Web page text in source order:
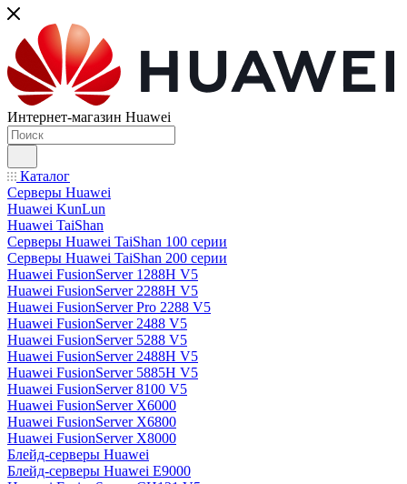
Интернет-магазин Huawei
Каталог
Серверы Huawei
Huawei KunLun
Huawei TaiShan
Серверы Huawei TaiShan 100 серии
Серверы Huawei TaiShan 200 серии
Huawei FusionServer 1288H V5
Huawei FusionServer 2288H V5
Huawei FusionServer Pro 2288 V5
Huawei FusionServer 2488 V5
Huawei FusionServer 5288 V5
Huawei FusionServer 2488H V5
Huawei FusionServer 5885H V5
Huawei FusionServer 8100 V5
Huawei FusionServer X6000
Huawei FusionServer X6800
Huawei FusionServer X8000
Блейд-серверы Huawei
Блейд-серверы Huawei E9000